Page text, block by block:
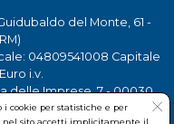
del Monte, 61 -
04809541008 Capitale
i.v.
delle Imprese, 7 - 00030
cookie per statistiche e per